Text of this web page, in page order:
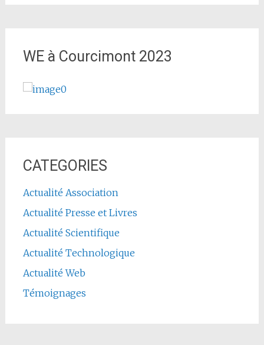
WE à Courcimont 2023
CATEGORIES
Actualité Association
Actualité Presse et Livres
Actualité Scientifique
Actualité Technologique
Actualité Web
Témoignages